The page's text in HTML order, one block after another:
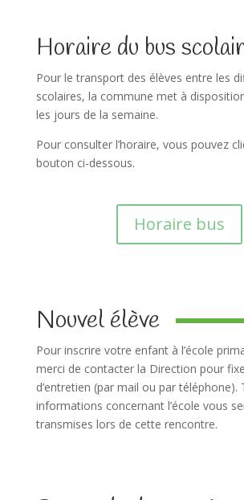
Horaire du bus
Pour le transport des élèves entre les
scolaires, la commune met à
les jours de la semaine.
Pour consulter l’horaire, vous pouvez
bouton ci-dessous.
Horaire bus
Nouvel élève
Pour inscrire votre enfant à l’école
merci de contacter la Direction pour
d’entretien (par mail ou par téléphone).
informations concernant l’école vous
transmises lors de cette rencontre.